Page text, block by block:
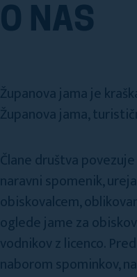
O NAS
Županova jama je
Županova jama,
Člane društva
naravni spomenik,
obiskovalcem,
oglede jame za
vodnikov z licenco.
naborom spominkov,